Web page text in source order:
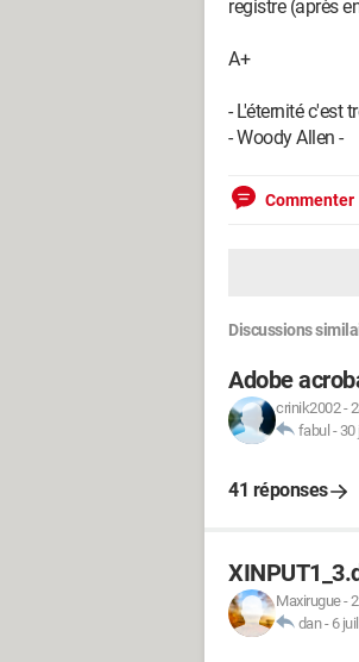
registre (après
A+
- L'éternité c'est
- Woody Allen -
Commenter
Discussions
Adobe
crinik2002-
fabul - 30
41 réponses
Maxirugue-
dan- 6